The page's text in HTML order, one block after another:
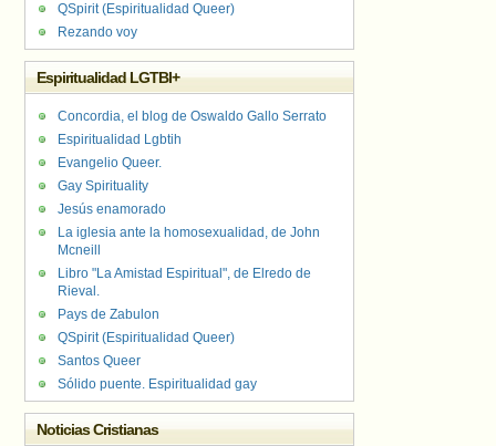
QSpirit (Espiritualidad Queer)
Rezando voy
Espiritualidad LGTBI+
Concordia, el blog de Oswaldo Gallo Serrato
Espiritualidad Lgbtih
Evangelio Queer.
Gay Spirituality
Jesús enamorado
La iglesia ante la homosexualidad, de John
Mcneill
Libro "La Amistad Espiritual", de Elredo de
Rieval.
Pays de Zabulon
QSpirit (Espiritualidad Queer)
Santos Queer
Sólido puente. Espiritualidad gay
Noticias Cristianas